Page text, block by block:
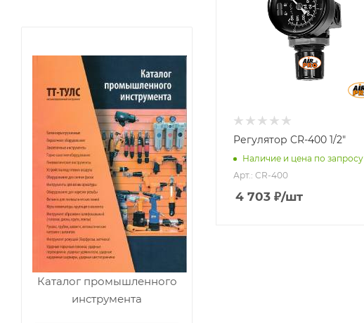
Регулятор CR-400 1/2"
Наличие и цена по запросу
Арт.: CR-400
4 703 ₽/шт
Каталог промышленного
инструмента